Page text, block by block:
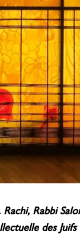
Rabbi
des Juifs